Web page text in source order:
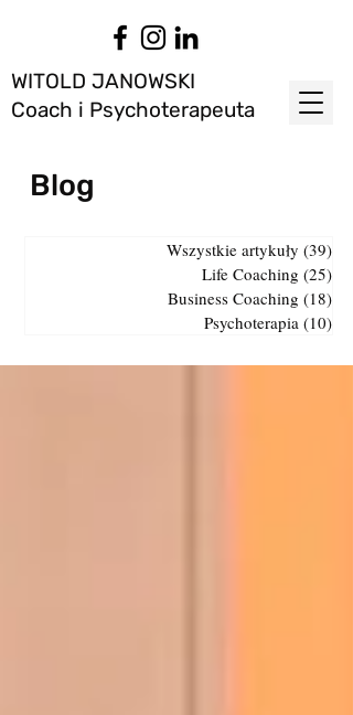
WITOLD JANOWSKI
Coach i Psychoterapeuta
Blog
Wszystkie artykuły (39)
Life Coaching (25)
Business Coaching (18)
Psychoterapia (10)